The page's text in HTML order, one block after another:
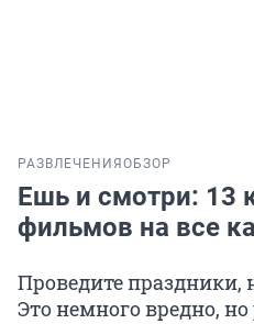
РАЗВЛЕЧЕНИЯ ОБЗОР
Ешь и смотри: 13
фильмов на все
Проведите праздники,
Это немного вредно,